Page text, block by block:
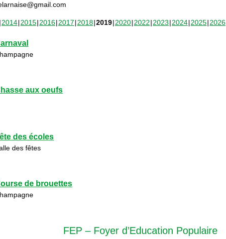
2014 2015 2016 2017 2018 2019 2020 2022 2023 2024 2025 2026
aux oeufs
des écoles
des fêtes
de brouettes
FEP – Foyer d’Education Populaire